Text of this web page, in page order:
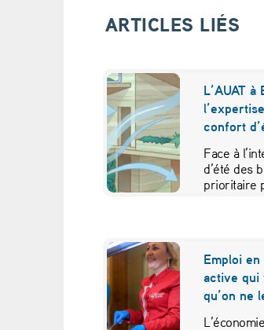
P
r
i
s
:
i
n
i
ARTICLES LIÉS
L’AUAT
confort
Face à
d’été des
prioritaire
Emploi
active qui
qu’on ne